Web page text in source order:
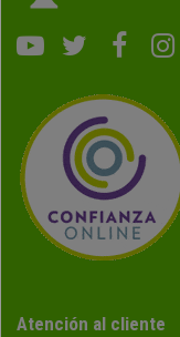
Atención al cliente